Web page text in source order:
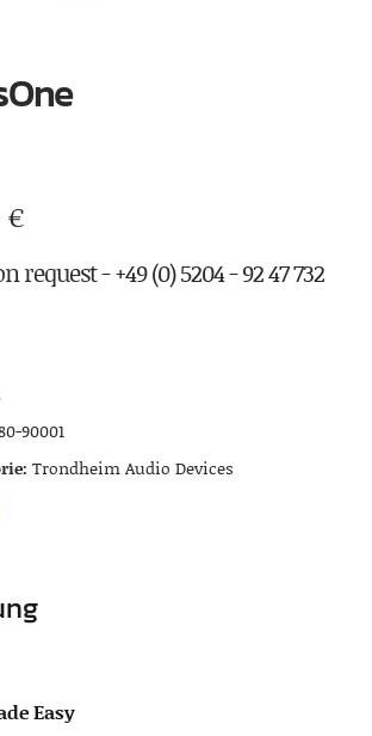
€
request - +49 (0) 5204 - 92 47 732
90001
Trondheim Audio Devices
Easy